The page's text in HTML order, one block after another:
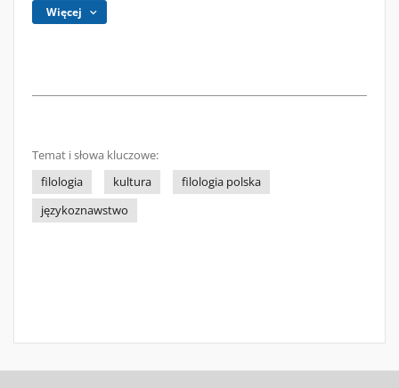
Więcej
Temat i słowa kluczowe:
filologia
kultura
filologia polska
językoznawstwo